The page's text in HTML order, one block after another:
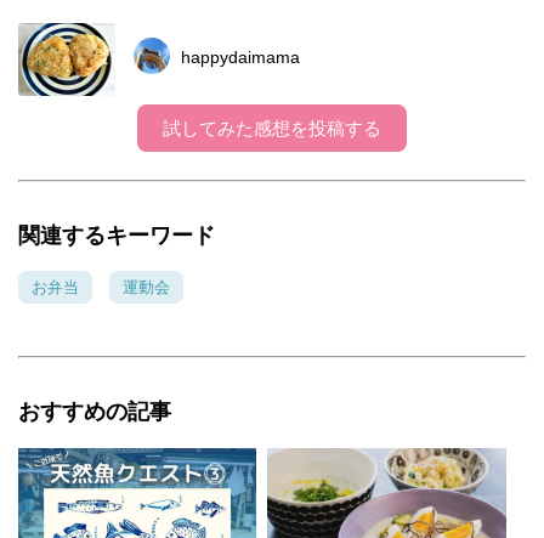
happydaimama
試してみた感想を投稿する
関連するキーワード
お弁当 運動会
おすすめの記事